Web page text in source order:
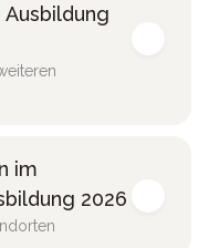
im
2026